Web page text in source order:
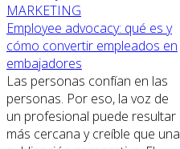
MARKETING
Employee advocacy: qué es y
cómo convertir empleados en
embajadores
Las personas confían en las
personas. Por eso, la voz de
un profesional puede resultar
más cercana y creíble que una